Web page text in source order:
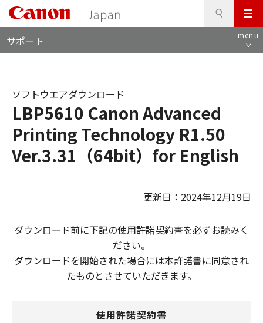
メ
ニ
ュ
サポート menu
LBP5610 Canon Advanced
Printing Technology R1.50
Ver.3.31（64bit）for English
ソフトウエアダウンロード
更新日：2024年12月19日
ダウンロード前に下記の使用許諾契約書を必ずお読みく
ださい。
ダウンロードを開始された場合には本許諾書に同意され
たものとさせていただきます。
使用許諾契約書